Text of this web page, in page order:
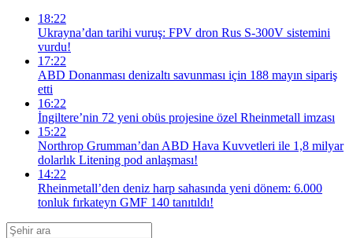
18:22
Ukrayna’dan tarihi vuruş: FPV dron Rus S-300V sistemini
vurdu!
17:22
ABD Donanması denizaltı savunması için 188 mayın sipariş
etti
16:22
İngiltere’nin 72 yeni obüs projesine özel Rheinmetall imzası
15:22
Northrop Grumman’dan ABD Hava Kuvvetleri ile 1,8 milyar
dolarlık Litening pod anlaşması!
14:22
Rheinmetall’den deniz harp sahasında yeni dönem: 6.000
tonluk fırkateyn GMF 140 tanıtıldı!